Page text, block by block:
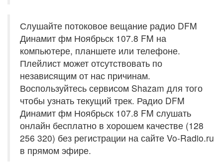
Слушайте потоковое вещание радио DFM
Динамит фм Ноябрьск 107.8 FM на
компьютере, планшете или телефоне.
Плейлист может отсутствовать по
независящим от нас причинам.
Воспользуйтесь сервисом Shazam для того
чтобы узнать текущий трек. Радио DFM
Динамит фм Ноябрьск 107.8 FM слушать
онлайн бесплатно в хорошем качестве (128
256 320) без регистрации на сайте Vo-Radio.ru
в прямом эфире.